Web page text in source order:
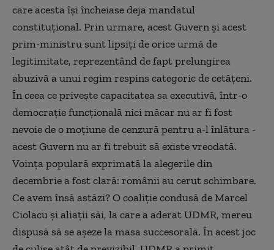
care acesta îşi încheiase deja mandatul
constituţional. Prin urmare, acest Guvern şi acest
prim-ministru sunt lipsiţi de orice urmă de
legitimitate, reprezentând de fapt prelungirea
abuzivă a unui regim respins categoric de cetăţeni.
În ceea ce priveşte capacitatea sa executivă, într-o
democraţie funcţională nici măcar nu ar fi fost
nevoie de o moţiune de cenzură pentru a-l înlătura -
acest Guvern nu ar fi trebuit să existe vreodată.
Voinţa populară exprimată la alegerile din
decembrie a fost clară: românii au cerut schimbare.
Ce avem însă astăzi? O coaliţie condusă de Marcel
Ciolacu şi aliaţii săi, la care a aderat UDMR, mereu
dispusă să se aşeze la masa succesorală. În acest joc